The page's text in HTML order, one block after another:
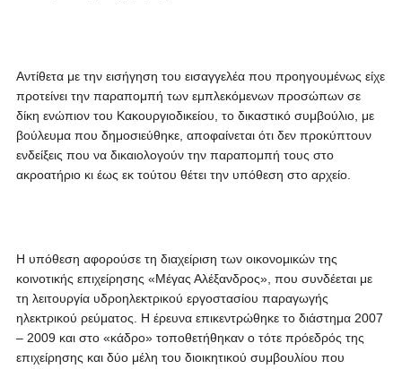
Αντίθετα με την εισήγηση του εισαγγελέα που προηγουμένως είχε
προτείνει την παραπομπή των εμπλεκόμενων προσώπων σε
δίκη ενώπιον του Κακουργιοδικείου, το δικαστικό συμβούλιο, με
βούλευμα που δημοσιεύθηκε, αποφαίνεται ότι δεν προκύπτουν
ενδείξεις που να δικαιολογούν την παραπομπή τους στο
ακροατήριο κι έως εκ τούτου θέτει την υπόθεση στο αρχείο.
Η υπόθεση αφορούσε τη διαχείριση των οικονομικών της
κοινοτικής επιχείρησης «Μέγας Αλέξανδρος», που συνδέεται με
τη λειτουργία υδροηλεκτρικού εργοστασίου παραγωγής
ηλεκτρικού ρεύματος. Η έρευνα επικεντρώθηκε το διάστημα 2007
– 2009 και στο «κάδρο» τοποθετήθηκαν ο τότε πρόεδρός της
επιχείρησης και δύο μέλη του διοικητικού συμβουλίου που